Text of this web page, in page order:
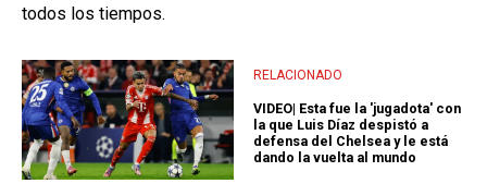
todos los tiempos.
RELACIONADO
VIDEO| Esta fue la 'jugadota' con
la que Luis Díaz despistó a
defensa del Chelsea y le está
dando la vuelta al mundo